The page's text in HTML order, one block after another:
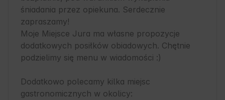
śniadania przez opiekuna. Serdecznie
zapraszamy!
Moje Miejsce Jura ma własne propozycje
dodatkowych posiłków obiadowych. Chętnie
podzielimy się menu w wiadomości :)
Dodatkowo polecamy kilka miejsc
gastronomicznych w okolicy: